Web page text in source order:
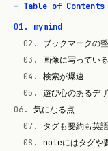
— Table of Contents
01 .
mymind
02 .
ブックマークの
03 .
画像に写ってい
04 .
検索が爆速
05 .
遊び心のあるデ
06.
気になる点
07.
タグも要約も英語
08 .
noteにはタグや